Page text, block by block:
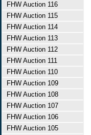
FHW Auction 116
FHW Auction 115
FHW Auction 114
FHW Auction 113
FHW Auction 112
FHW Auction 111
FHW Auction 110
FHW Auction 109
FHW Auction 108
FHW Auction 107
FHW Auction 106
FHW Auction 105